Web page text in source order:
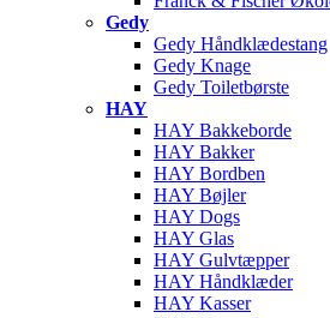
Gedy
Gedy Håndklædestang
Gedy Knage
Gedy Toiletbørste
HAY
HAY Bakkeborde
HAY Bakker
HAY Bordben
HAY Bøjler
HAY Dogs
HAY Glas
HAY Gulvtæpper
HAY Håndklæder
HAY Kasser